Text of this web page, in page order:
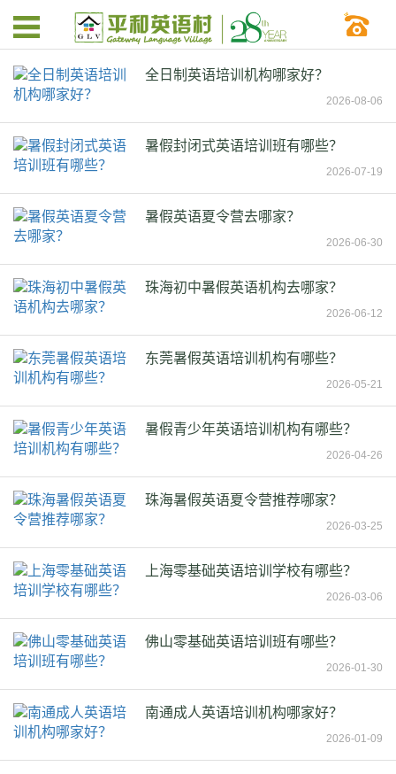
全日制英语培训机构哪家好？
2026-08-06
暑假封闭式英语培训班有哪些？
2026-07-19
暑假英语夏令营去哪家？
2026-06-30
珠海初中暑假英语机构去哪家？
2026-06-12
东莞暑假英语培训机构有哪些？
2026-05-21
暑假青少年英语培训机构有哪些？
2026-04-26
珠海暑假英语夏令营推荐哪家？
2026-03-25
上海零基础英语培训学校有哪些？
2026-03-06
佛山零基础英语培训班有哪些？
2026-01-30
南通成人英语培训机构哪家好？
2026-01-09